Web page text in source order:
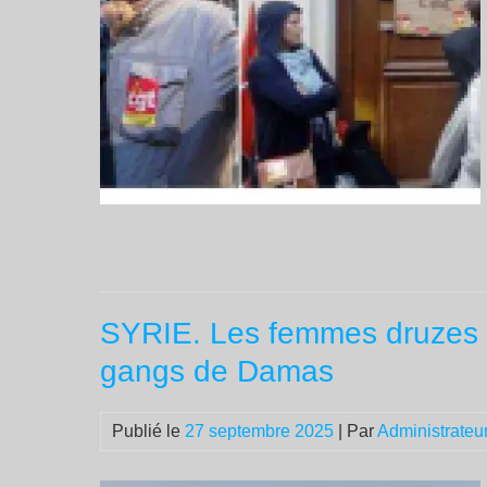
SYRIE. Les femmes
gangs de Damas
Publié le 27 septembre 2025 | Par